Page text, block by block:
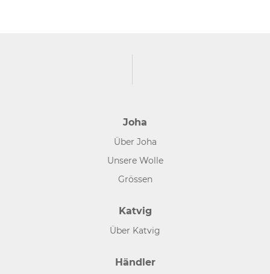
Joha
Über Joha
Unsere Wolle
Grössen
Katvig
Über Katvig
Händler